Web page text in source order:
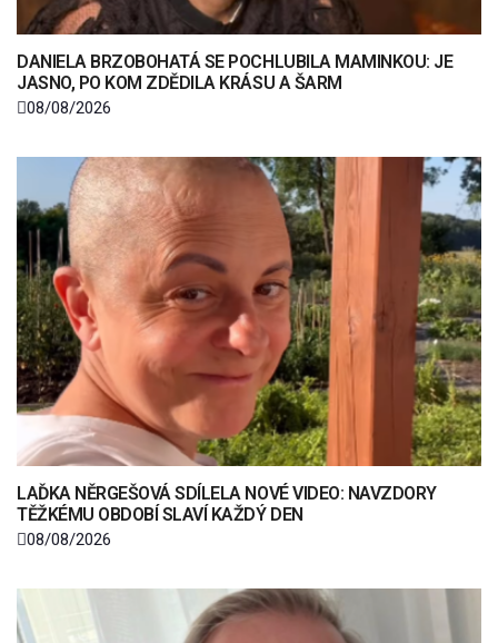
DANIELA BRZOBOHATÁ SE POCHLUBILA MAMINKOU: JE
JASNO, PO KOM ZDĚDILA KRÁSU A ŠARM
08/08/2026
LAĎKA NĚRGEŠOVÁ SDÍLELA NOVÉ VIDEO: NAVZDORY
TĚŽKÉMU OBDOBÍ SLAVÍ KAŽDÝ DEN
08/08/2026